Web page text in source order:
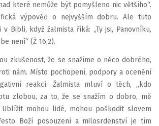
které nemůže být pomyšleno nic většího“.
výpověď o nejvyšším dobru. Ale tuto
Bibli, když žalmista říká: „Ty jsi, Panovníku,
není“ (Ž 16,2).
zkušenost, že se snažíme o něco dobrého,
nám. Místo pochopení, podpory a ocenění
reakcí. Žalmista mluví o těch, „kdo
zlobou, za to, že se snažím o dobro, mě
Ublížit mohou lidé, mohou poškodit slovem
Boží posouzení a milosrdenství je tím